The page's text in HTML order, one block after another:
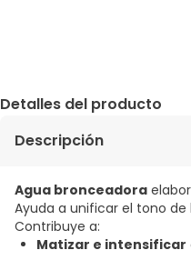
Detalles del producto
Descripción
Agua bronceadora
Ayuda a unificar el tono de
Contribuye a:
Matizar e intensificar